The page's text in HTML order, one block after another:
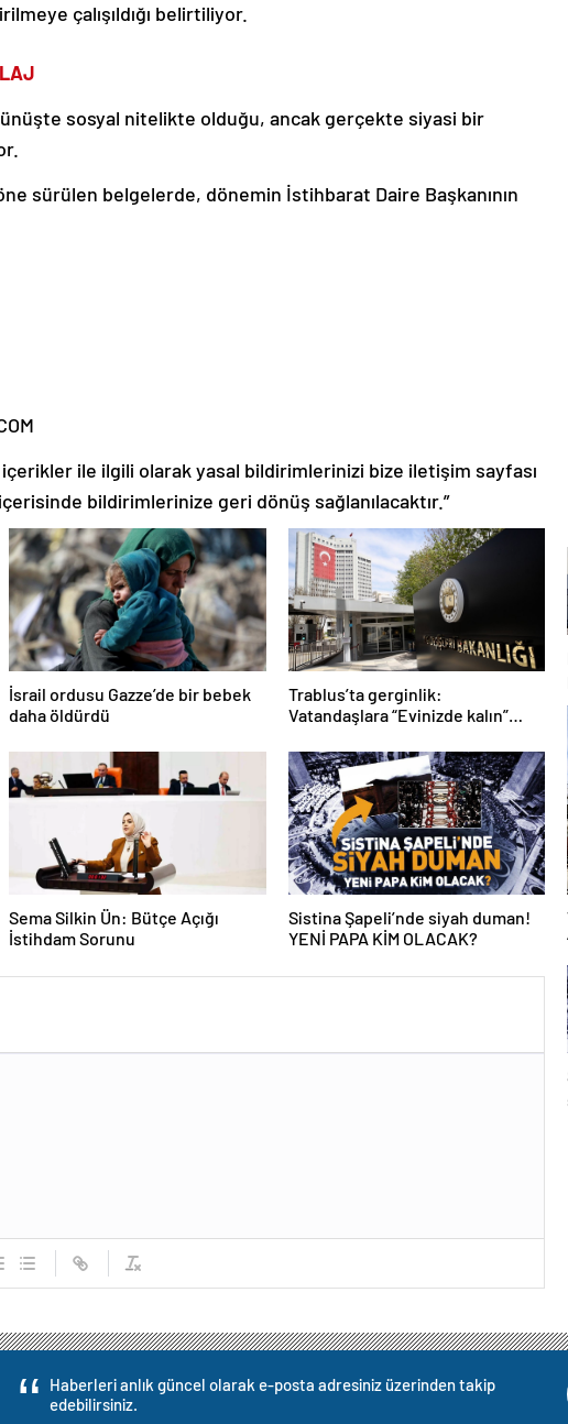
çalışıldığı belirtiliyor.
sosyal nitelikte olduğu, ancak gerçekte siyasi bir
sürülen belgelerde, dönemin İstihbarat Daire Başkanının
ile ilgili olarak yasal bildirimlerinizi bize iletişim sayfası
bildirimlerinize geri dönüş sağlanılacaktır.”
İsrail ordusu Gazze’de bir bebek
daha öldürdü
Trablus’ta gerginlik:
Vatandaşlara “Evinizde kalın”
Sema Silkin Ün: Bütçe Açığı
İstihdam Sorunu
Sistina Şapeli’nde siyah duman!
YENİ PAPA KİM OLACAK?
Haberleri anlık güncel olarak e-posta adresiniz üzerinden takip
edebilirsiniz.